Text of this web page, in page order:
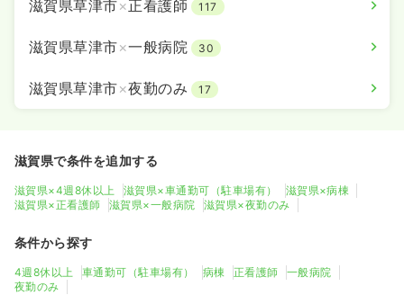
滋賀県草津市×正看護師 117
滋賀県草津市×一般病院 30
滋賀県草津市×夜勤のみ 17
滋賀県で条件を追加する
滋賀県×4週8休以上 滋賀県×車通勤可（駐車場有）
滋賀県×病棟
滋賀県×正看護師
滋賀県×一般病院 滋賀県×夜勤のみ
条件から探す
4週8休以上 車通勤可（駐車場有） 病棟 正看護師
一般病院
夜勤のみ